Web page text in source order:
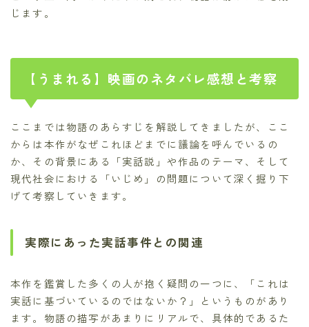
じます。
【うまれる】映画のネタバレ感想と考察
ここまでは物語のあらすじを解説してきましたが、ここ
からは本作がなぜこれほどまでに議論を呼んでいるの
か、その背景にある「実話説」や作品のテーマ、そして
現代社会における「いじめ」の問題について深く掘り下
げて考察していきます。
実際にあった実話事件との関連
本作を鑑賞した多くの人が抱く疑問の一つに、「これは
実話に基づいているのではないか？」というものがあり
ます。物語の描写があまりにリアルで、具体的であるた